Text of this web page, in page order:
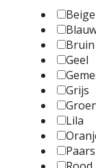
Beige
Bruin
Geel
Grijs
Lila
Paars